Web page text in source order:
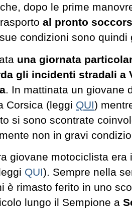
dopo le prime
al pronto
condizioni sono quindi
una giornata
gli incidenti stradali a
. In mattinata un giovane
Corsica (leggi QUI)
si sono scontrate
non in gravi
giovane motociclista era
QUI). Sempre nella
è rimasto ferito in uno
lungo il Sempione a